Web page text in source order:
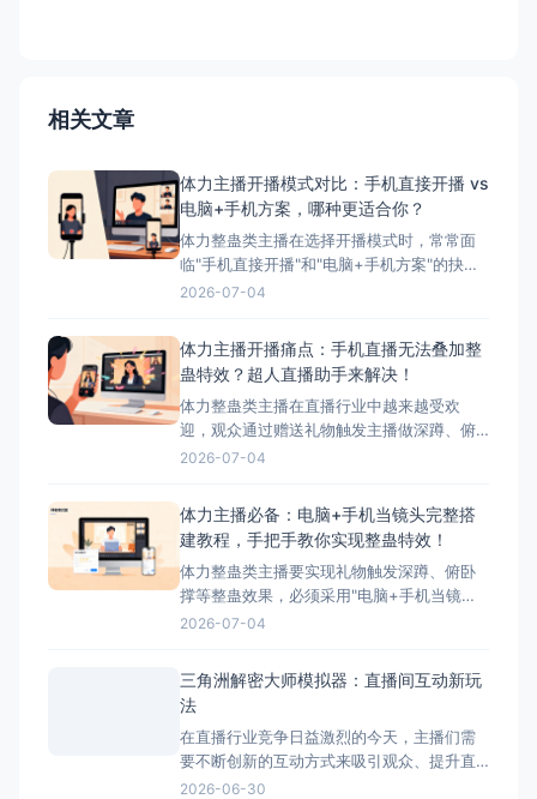
相关文章
体力主播开播模式对比：手机直接开播 vs
电脑+手机方案，哪种更适合你？
体力整蛊类主播在选择开播模式时，常常面
临"手机直接开播"和"电脑+手机方案"的抉
择。本文将详细对比这两种模式的优缺点，
播模式简介 ### 模式一：手机直接开播 这
是最简单、最常用的开播方式，主播直接使
2026-07-04
体力主播开播痛点：手机直播无法叠加整
蛊特效？超人直播助手来解决！
体力整蛊类主播在直播行业中越来越受欢
迎，观众通过赠送礼物触发主播做深蹲、俯
卧撑等体力动作，互动性极强。然而，这类
析这一痛点，并为您提供完美解决方案——
超人直播助手。 &nbsp; ## 体力主播面临的
核心痛点 &nbs
2026-07-04
体力主播必备：电脑+手机当镜头完整搭
建教程，手把手教你实现整蛊特效！
体力整蛊类主播要实现礼物触发深蹲、俯卧
撑等整蛊效果，必须采用"电脑+手机当镜
头"的组合方案。本文将手把手教您完成整个
系统，配置建议：Intel i5以上处理器、8GB
2026-07-04
三角洲解密大师模拟器：直播间互动新玩
法
在直播行业竞争日益激烈的今天，主播们需
要不断创新的互动方式来吸引观众、提升直
播间氛围。三角洲解密大师模拟器作为一款
2026-06-30